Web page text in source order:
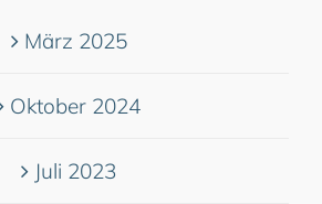
März 2025
Oktober 2024
Juli 2023